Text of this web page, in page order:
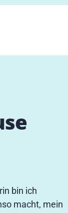
bin ich
macht, mein